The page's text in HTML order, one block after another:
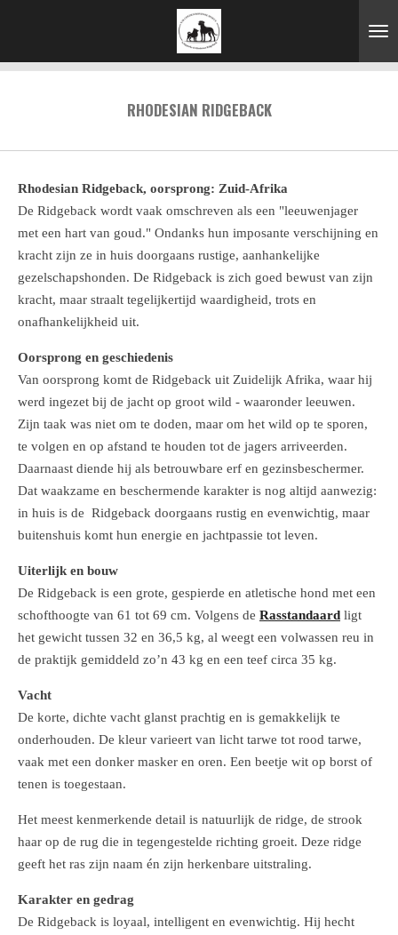
naar
RHODESIAN RIDGEBACK
Rhodesian Ridgeback, oorsprong: Zuid-Afrika
De Ridgeback wordt vaak omschreven als een "leeuwenjager
met een hart van goud." Ondanks hun imposante verschijning en
kracht zijn ze in huis doorgaans rustige, aanhankelijke
gezelschapshonden. De Ridgeback is zich goed bewust van zijn
kracht, maar straalt tegelijkertijd waardigheid, trots en
onafhankelijkheid uit.
Oorsprong en geschiedenis
Van oorsprong komt de Ridgeback uit Zuidelijk Afrika, waar hij
werd ingezet bij de jacht op groot wild - waaronder leeuwen.
Zijn taak was niet om te doden, maar om het wild op te sporen,
te volgen en op afstand te houden tot de jagers arriveerden.
Daarnaast diende hij als betrouwbare erf en gezinsbeschermer.
Dat waakzame en beschermende karakter is nog altijd aanwezig:
in huis is de Ridgeback doorgaans rustig en evenwichtig, maar
buitenshuis komt hun energie en jachtpassie tot leven.
Uiterlijk en bouw
De Ridgeback is een grote, gespierde en atletische hond met een
schofthoogte van 61 tot 69 cm. Volgens de Rasstandaard ligt
het gewicht tussen 32 en 36,5 kg, al weegt een volwassen reu in
de praktijk gemiddeld zo’n 43 kg en een teef circa 35 kg.
Vacht
De korte, dichte vacht glanst prachtig en is gemakkelijk te
onderhouden. De kleur varieert van licht tarwe tot rood tarwe,
vaak met een donker masker en oren. Een beetje wit op borst of
tenen is toegestaan.
Het meest kenmerkende detail is natuurlijk de ridge, de strook
haar op de rug die in tegengestelde richting groeit. Deze ridge
geeft het ras zijn naam én zijn herkenbare uitstraling.
Karakter en gedrag
De Ridgeback is loyaal, intelligent en evenwichtig. Hij hecht